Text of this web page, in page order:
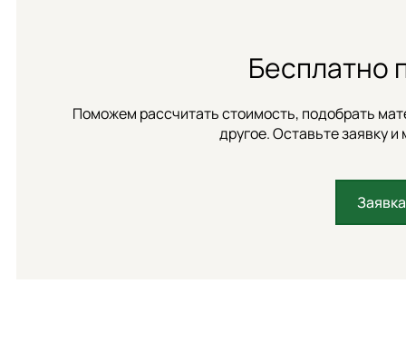
Бесплатно
Поможем рассчитать стоимость, подобрать
другое. Оставьте заявку